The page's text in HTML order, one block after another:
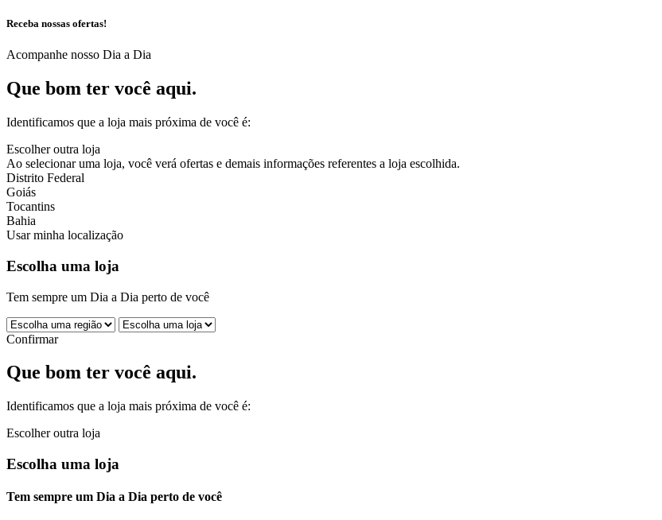
Receba nossas ofertas!
Acompanhe nosso Dia a Dia
Que bom ter você aqui.
Identificamos que a loja mais próxima de você é:
Escolher outra loja
Ao selecionar uma loja, você verá ofertas e demais informações referentes a loja escolhida.
Distrito Federal
Goiás
Tocantins
Bahia
Usar minha localização
Escolha uma loja
Tem sempre um Dia a Dia perto de você
Confirmar
Que bom ter você aqui.
Identificamos que a loja mais próxima de você é:
Escolher outra loja
Escolha uma loja
Tem sempre um Dia a Dia perto de você